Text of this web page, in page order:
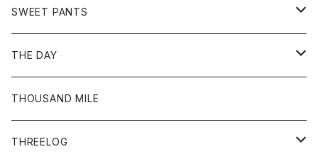
リング
サンダル
アウター
Ｇジャン
ボトム
ジーンズ
SWEET PANTS
ボトム
ショートパンツ
THE DAY
トップス
Tシャツ
THOUSAND MILE
THREELOG